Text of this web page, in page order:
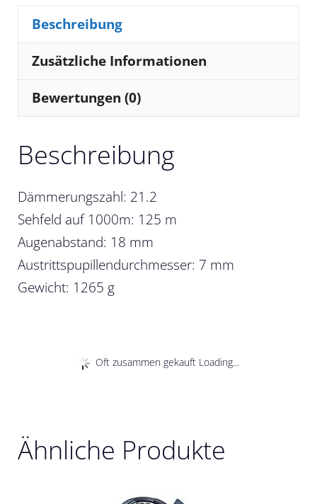
Beschreibung
Zusätzliche Informationen
Bewertungen (0)
Beschreibung
Dämmerungszahl: 21.2
Sehfeld auf 1000m: 125 m
Augenabstand: 18 mm
Austrittspupillendurchmesser: 7 mm
Gewicht: 1265 g
Oft zusammen gekauft Loading...
Ähnliche Produkte